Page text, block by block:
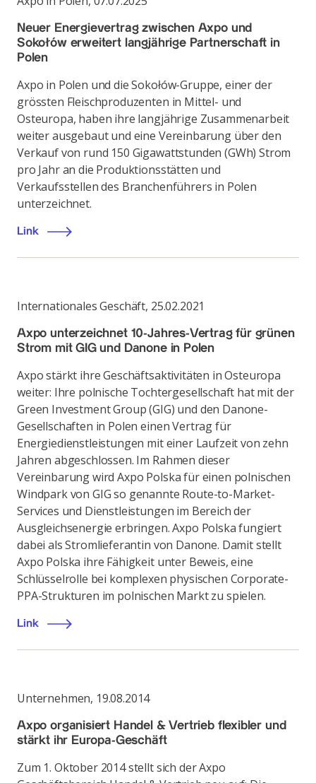
Neuer Energievertrag zwischen Axpo und
Sokołów erweitert langjährige Partnerschaft in
Polen
Axpo in Polen und die Sokołów-Gruppe, einer der
grössten Fleischproduzenten in Mittel- und
Osteuropa, haben ihre langjährige Zusammenarbeit
weiter ausgebaut und eine Vereinbarung über den
Verkauf von rund 150 Gigawattstunden (GWh) Strom
pro Jahr an die Produktionsstätten und
Verkaufsstellen des Branchenführers in Polen
unterzeichnet.
Link
Internationales Geschäft, 25.02.2021
Axpo unterzeichnet 10-Jahres-Vertrag für grünen
Strom mit GIG und Danone in Polen
Axpo stärkt ihre Geschäftsaktivitäten in Osteuropa
weiter: Ihre polnische Tochtergesellschaft hat mit der
Green Investment Group (GIG) und den Danone-
Gesellschaften in Polen einen Vertrag für
Energiedienstleistungen mit einer Laufzeit von zehn
Jahren abgeschlossen. Im Rahmen dieser
Vereinbarung wird Axpo Polska für einen polnischen
Windpark von GIG so genannte Route-to-Market-
Services und Dienstleistungen im Bereich der
Ausgleichsenergie erbringen. Axpo Polska fungiert
dabei als Stromlieferantin von Danone. Damit stellt
Axpo Polska ihre Fähigkeit unter Beweis, eine
Schlüsselrolle bei komplexen physischen Corporate-
PPA-Strukturen im polnischen Markt zu spielen.
Link
Unternehmen, 19.08.2014
Axpo organisiert Handel & Vertrieb flexibler und
stärkt ihr Europa-Geschäft
Zum 1. Oktober 2014 stellt sich der Axpo